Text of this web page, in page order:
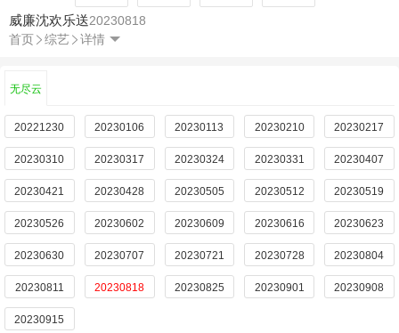
威廉沈欢乐送20230818
首页
综艺 详情
无尽云
20221230 20230106 20230113 20230210 20230217
20230310 20230317 20230324 20230331 20230407
20230421 20230428 20230505 20230512 20230519
20230526 20230602 20230609 20230616 20230623
20230630 20230707 20230721 20230728 20230804
20230811 20230818 20230825 20230901 20230908
20230915